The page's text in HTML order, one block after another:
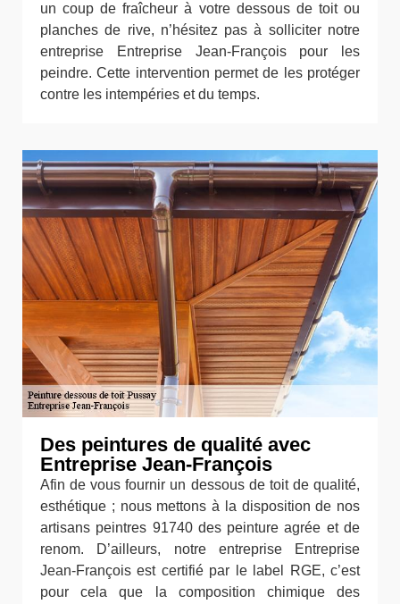
un coup de fraîcheur à votre dessous de toit ou
planches de rive, n’hésitez pas à solliciter notre
entreprise Entreprise Jean-François pour les
peindre. Cette intervention permet de les protéger
contre les intempéries et du temps.
Des peintures de qualité avec
Entreprise Jean-François
Afin de vous fournir un dessous de toit de qualité,
esthétique ; nous mettons à la disposition de nos
artisans peintres 91740 des peinture agrée et de
renom. D’ailleurs, notre entreprise Entreprise
Jean-François est certifié par le label RGE, c’est
pour cela que la composition chimique des